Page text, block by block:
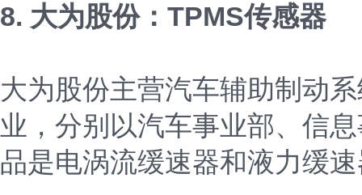
8. 大为股份：TPMS传感器
大为股份主营汽车辅助制动
业，分别以汽车事业部、信
品是电涡流缓速器和液力缓